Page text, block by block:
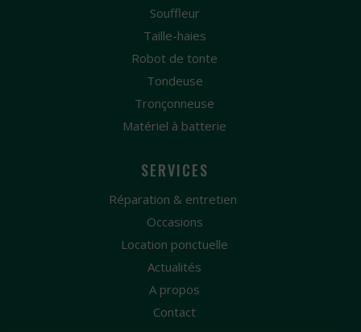
Souffleur
Taille-haies
Robot de tonte
Tondeuse
Tronçonneuse
Matériel à batterie
SERVICES
Réparation & entretien
Occasions
Location ponctuelle
Actualités
A propos
Contact